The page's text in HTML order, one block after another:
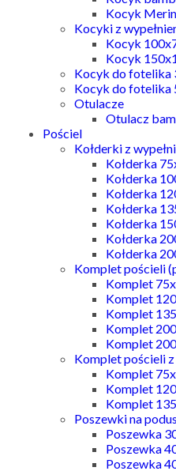
Kocyk
Kocyki z
Kocyk
Kocyk
Kocyk do fotelika
Kocyk do fotelika
Otulacze
Otulacz
Pościel
Kołderki z
Kołderka
Kołderka
Kołderka
Kołderka
Kołderka
Kołderka
Kołderka
Komplet pościeli
Komplet
Komplet
Komplet
Komplet
Komplet
Komplet pościeli z
Komplet
Komplet
Komplet
Poszewki na
Poszewka
Poszewka
Poszewka